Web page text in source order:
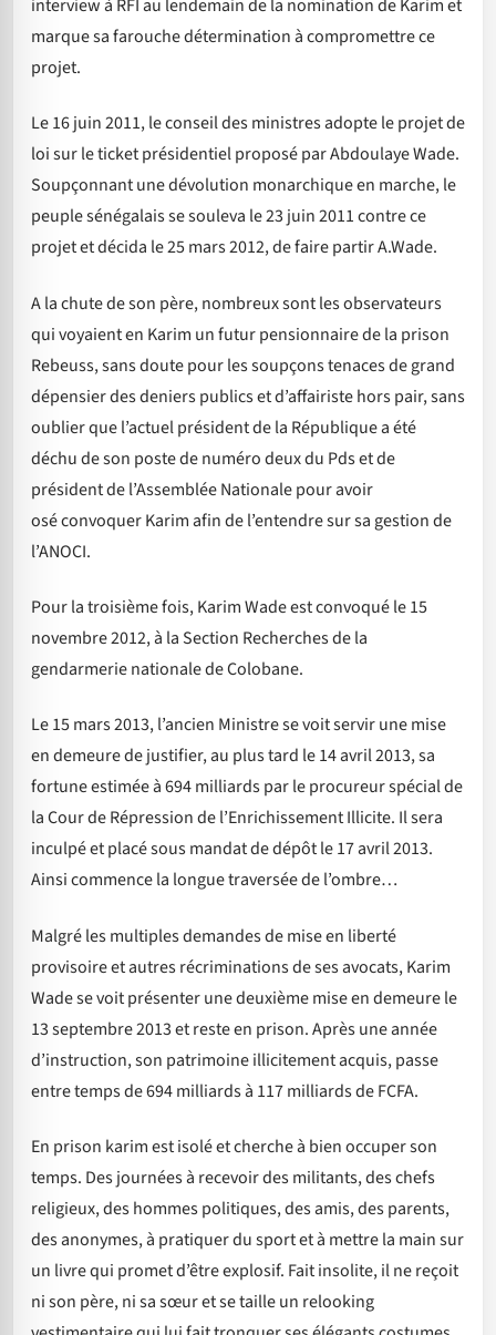
interview à RFI au lendemain de la nomination de Karim et
marque sa farouche détermination à compromettre ce
projet.
Le 16 juin 2011, le conseil des ministres adopte le projet de
loi sur le ticket présidentiel proposé par Abdoulaye Wade.
Soupçonnant une dévolution monarchique en marche, le
peuple sénégalais se souleva le 23 juin 2011 contre ce
projet et décida le 25 mars 2012, de faire partir A.Wade.
A la chute de son père, nombreux sont les observateurs
qui voyaient en Karim un futur pensionnaire de la prison
Rebeuss, sans doute pour les soupçons tenaces de grand
dépensier des deniers publics et d’affairiste hors pair, sans
oublier que l’actuel président de la République a été
déchu de son poste de numéro deux du Pds et de
président de l’Assemblée Nationale pour avoir
osé convoquer Karim afin de l’entendre sur sa gestion de
l’ANOCI.
Pour la troisième fois, Karim Wade est convoqué le 15
novembre 2012, à la Section Recherches de la
gendarmerie nationale de Colobane.
Le 15 mars 2013, l’ancien Ministre se voit servir une mise
en demeure de justifier, au plus tard le 14 avril 2013, sa
fortune estimée à 694 milliards par le procureur spécial de
la Cour de Répression de l’Enrichissement Illicite. Il sera
inculpé et placé sous mandat de dépôt le 17 avril 2013.
Ainsi commence la longue traversée de l’ombre…
Malgré les multiples demandes de mise en liberté
provisoire et autres récriminations de ses avocats, Karim
Wade se voit présenter une deuxième mise en demeure le
13 septembre 2013 et reste en prison. Après une année
d’instruction, son patrimoine illicitement acquis, passe
entre temps de 694 milliards à 117 milliards de FCFA.
En prison karim est isolé et cherche à bien occuper son
temps. Des journées à recevoir des militants, des chefs
religieux, des hommes politiques, des amis, des parents,
des anonymes, à pratiquer du sport et à mettre la main sur
un livre qui promet d’être explosif. Fait insolite, il ne reçoit
ni son père, ni sa sœur et se taille un relooking